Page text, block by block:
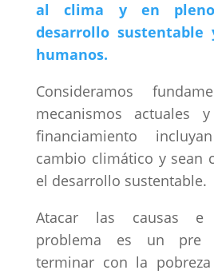
al clima y en
desarrollo sustentable
humanos.
Consideramos
mecanismos actuales
financiamiento
cambio climático y sean
el desarrollo sustentable.
Atacar las causas e
problema es un pre
terminar con la